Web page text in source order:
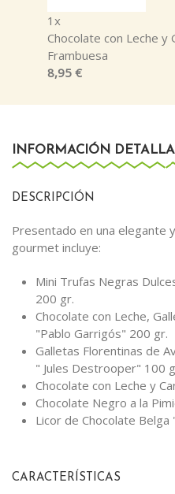
1x
Chocolate con Leche y
Frambuesa
8,95 €
INFORMACIÓN
DESCRIPCIÓN
Presentado en una elegante
gourmet incluye:
Mini Trufas Negras
200 gr.
Chocolate con Leche,
"Pablo Garrigós" 200 gr.
Galletas Florentinas de
" Jules Destrooper" 100
Chocolate con Leche y
Chocolate Negro a la
Licor de Chocolate Belga
CARACTERÍSTICAS